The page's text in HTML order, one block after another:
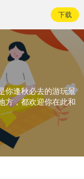
下载
你逢秋必去的游玩景
方，都欢迎你在此和